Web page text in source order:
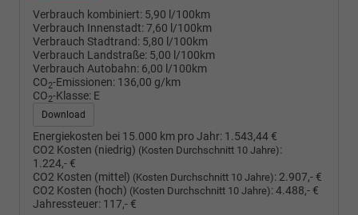
Verbrauch kombiniert: 5,90 l/100km
Verbrauch Innenstadt:7,60 l/100km
Verbrauch Stadtrand: 5,80 l/100km
Verbrauch Landstraße: 5,00 l/100km
Verbrauch Autobahn: 6,00 l/100km
CO2-Emissionen: 136,00 g/km
CO2-Klasse: E
Download
Energiekosten bei 15.000 km pro Jahr: 1.543,44 €
CO2 Kosten (niedrig) (Kosten Durchschnitt 10 Jahre):
1.224,- €
CO2 Kosten (mittel) (Kosten Durchschnitt 10 Jahre): 2.907,- €
CO2 Kosten (hoch) (Kosten Durchschnitt 10 Jahre):4.488,- €
Jahressteuer: 117,- €